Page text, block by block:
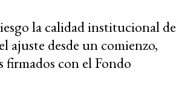
la calidad institucional de
ajuste desde un comienzo,
con el Fondo